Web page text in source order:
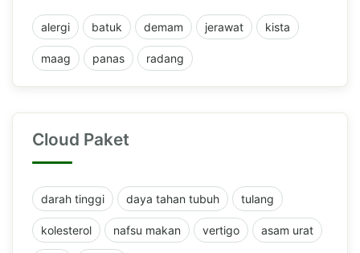
alergi batuk demam jerawat kista
maag panas radang
Cloud Paket
darah tinggi daya tahan tubuh tulang
kolesterol nafsu makan vertigo asam urat